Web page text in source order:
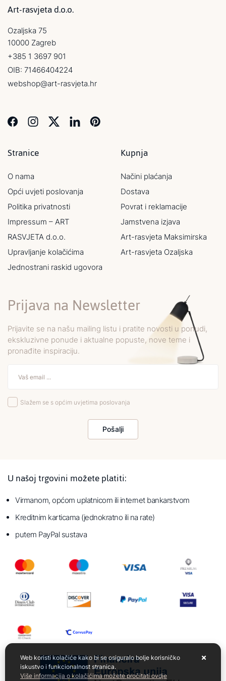
Art-rasvjeta d.o.o.
Ozaljska 75
10000 Zagreb
+385 1 3697 901
OIB: 71466404224
webshop@art-rasvjeta.hr
Stranice
O nama
Opći uvjeti poslovanja
Politika privatnosti
Impressum – ART
RASVJETA d.o.o.
Upravljanje kolačićima
Jednostrani raskid ugovora
Kupnja
Načini plaćanja
Dostava
Povrat i reklamacije
Jamstvena izjava
Art-rasvjeta Maksimirska
Art-rasvjeta Ozaljska
Prijava na Newsletter
Prijavite se na našu mailing listu i pratite novosti u ponudi,
ekskluzivne ponude i aktualne popuste, nove teme i
pronađite inspiraciju.
Slažem se s općim uvjetima poslovanja
Pošalji
U našoj trgovini možete platiti:
Virmanom, općom uplatnicom ili internet bankarstvom
Kreditnim karticama (jednokratno ili na rate)
putem PayPal sustava
Web koristi kolačiće kako bi se osiguralo bolje korisničko
iskustvo i funkcionalnost stranica.
Više informacija o kolačićima možete pročitati ovdje